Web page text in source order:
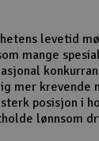
levetid
mange
mer krevende
posisjon i
lønnsom